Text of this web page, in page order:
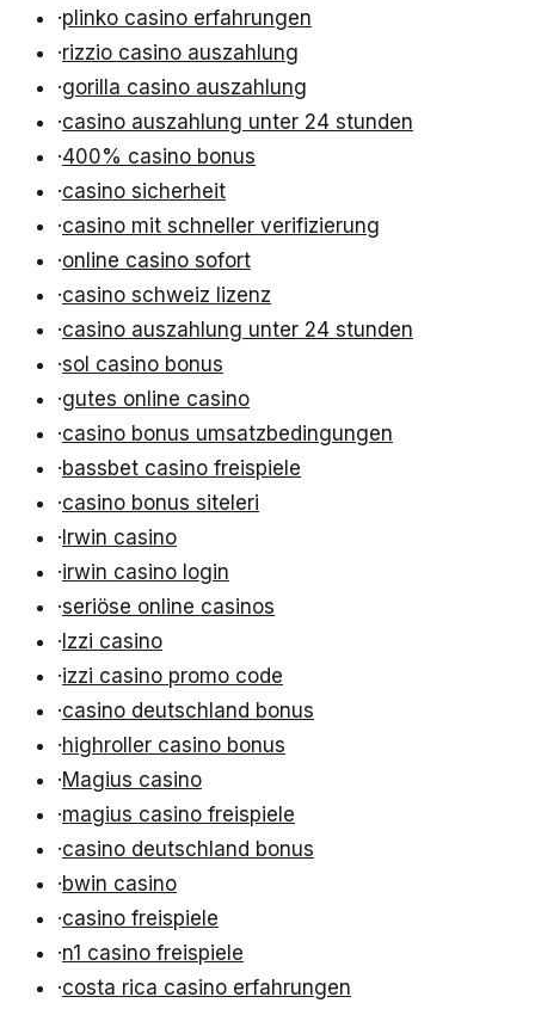
·plinko casino erfahrungen
·rizzio casino auszahlung
·gorilla casino auszahlung
·casino auszahlung unter 24 stunden
·400% casino bonus
·casino sicherheit
·casino mit schneller verifizierung
·online casino sofort
·casino schweiz lizenz
·casino auszahlung unter 24 stunden
·sol casino bonus
·gutes online casino
·casino bonus umsatzbedingungen
·bassbet casino freispiele
·casino bonus siteleri
· Irwin casino
·irwin casino login
·seriöse online casinos
· Izzi casino
·izzi casino promo code
·casino deutschland bonus
·highroller casino bonus
·Magius casino
·magius casino freispiele
·casino deutschland bonus
·bwin casino
·casino freispiele
·n1 casino freispiele
·costa rica casino erfahrungen